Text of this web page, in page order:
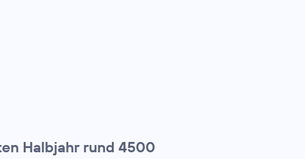
Halbjahr rund 4500